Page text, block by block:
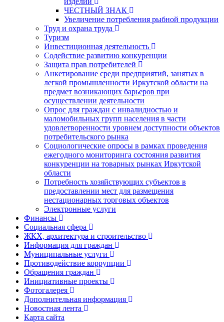
ЧЕСТНЫЙ ЗНАК
Увеличение потребления рыбной продукции
Труд и охрана труда
Туризм
Инвестиционная деятельность
Содействие развитию конкуренции
Защита прав потребителей
Анкетирование среди предприятий, занятых в
легкой промышленности Иркутской области на
предмет возникающих барьеров при
осуществлении деятельности
Опрос для граждан с инвалидностью и
маломобильных групп населения в части
удовлетворенности уровнем доступности объектов
потребительского рынка
Социологические опросы в рамках проведения
ежегодного мониторинга состояния развития
конкуренции на товарных рынках Иркутской
области
Потребность хозяйствующих субъектов в
предоставлении мест для размещения
нестационарных торговых объектов
Электронные услуги
Финансы
Социальная сфера
ЖКХ, архитектура и строительство
Информация для граждан
Муниципальные услуги
Противодействие коррупции
Обращения граждан
Инициативные проекты
Фотогалерея
Дополнительная информация
Новостная лента
Карта сайта